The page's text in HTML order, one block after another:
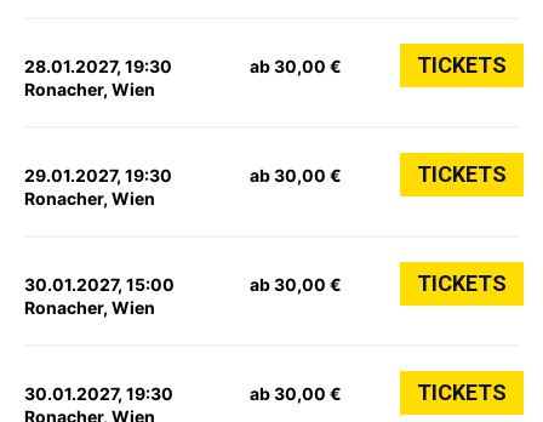
28.01.2027, 19:30
Ronacher, Wien
ab 30,00 € TICKETS
29.01.2027, 19:30
Ronacher, Wien
ab 30,00 € TICKETS
30.01.2027, 15:00
Ronacher, Wien
ab 30,00 € TICKETS
30.01.2027, 19:30
Ronacher, Wien
ab 30,00 € TICKETS